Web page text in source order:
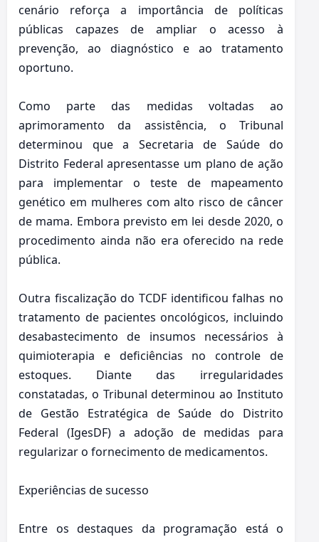
cenário reforça a importância de políticas
públicas capazes de ampliar o acesso à
prevenção, ao diagnóstico e ao tratamento
oportuno.
Como parte das medidas voltadas ao
aprimoramento da assistência, o Tribunal
determinou que a Secretaria de Saúde do
Distrito Federal apresentasse um plano de ação
para implementar o teste de mapeamento
genético em mulheres com alto risco de câncer
de mama. Embora previsto em lei desde 2020, o
procedimento ainda não era oferecido na rede
pública.
Outra fiscalização do TCDF identificou falhas no
tratamento de pacientes oncológicos, incluindo
desabastecimento de insumos necessários à
quimioterapia e deficiências no controle de
estoques. Diante das irregularidades
constatadas, o Tribunal determinou ao Instituto
de Gestão Estratégica de Saúde do Distrito
Federal (IgesDF) a adoção de medidas para
regularizar o fornecimento de medicamentos.
Experiências de sucesso
Entre os destaques da programação está o